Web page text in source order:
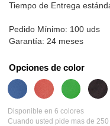
Tiempo de Entrega
Pedido Mínimo: 100 uds
Garantía: 24 meses
Opciones de color
Disponible en 6 colores
Cuando usted pide mas de